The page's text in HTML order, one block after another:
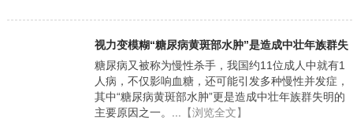
视力变模糊“糖尿病黄斑部水肿”是造成中壮年族群失
明的主要原因之一
糖尿病又被称为慢性杀手，我国约11位成人中就有1
人病，不仅影响血糖，还可能引发多种慢性并发症，
其中“糖尿病黄斑部水肿”更是造成中壮年族群失明的
主要原因之一。...
【浏览全文】